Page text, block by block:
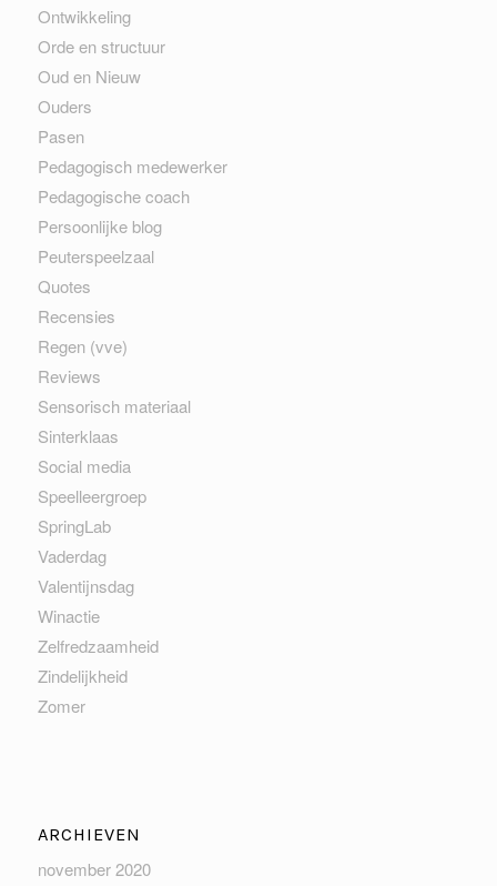
Ontwikkeling
Orde en structuur
Oud en Nieuw
Ouders
Pasen
Pedagogisch medewerker
Pedagogische coach
Persoonlijke blog
Peuterspeelzaal
Quotes
Recensies
Regen (vve)
Reviews
Sensorisch materiaal
Sinterklaas
Social media
Speelleergroep
SpringLab
Vaderdag
Valentijnsdag
Winactie
Zelfredzaamheid
Zindelijkheid
Zomer
ARCHIEVEN
november 2020